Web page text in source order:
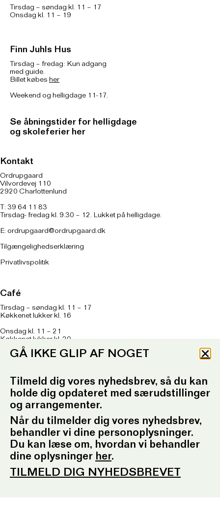
Tirsdag – søndag kl. 11 – 17
Onsdag kl. 11 – 19
Finn Juhls Hus
Tirsdag – fredag: Kun adgang
med guide.
Billet købes her
Weekend og helligdage 11-17.
Se åbningstider for helligdage
og skoleferier her
Kontakt
Ordrupgaard
Vilvordevej 110
2920 Charlottenlund
T: 39 64 11 83
Tirsdag- fredag kl. 9.30 – 12. Lukket på helligdage.
E: ordrupgaard@ordrupgaard.dk
Tilgængelighedserklæring
Privatlivspolitik
Café
Tirsdag – søndag kl. 11 – 17
Køkkenet lukker kl. 16
Onsdag kl. 11 – 21
Køkkenet lukker kl. 20
Om caféenher
Telefontid: Tirsdag – fredag
kl. 10.30-12.30 og kl. 16.30-17.30
ordrupgaard.mondrups@outlook.d
Presserum
Pressemeddelelser
Pressebilleder
Presseansvarlig
Fotobestilling
GÅ IKKE GLIP AF NOGET
Tilmeld dig vores nyhedsbrev, så du kan
holde dig opdateret med særudstillinger
og arrangementer.
Når du tilmelder dig vores nyhedsbrev,
behandler vi dine personoplysninger.
Du kan læse om, hvordan vi behandler
dine oplysninger her.
TILMELD DIG NYHEDSBREVET